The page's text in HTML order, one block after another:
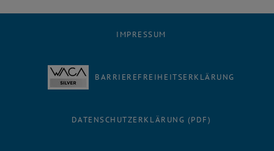
IMPRESSUM
BARRIEREFREIHEITSERKLÄRUNG
DATENSCHUTZERKLÄRUNG (PDF)